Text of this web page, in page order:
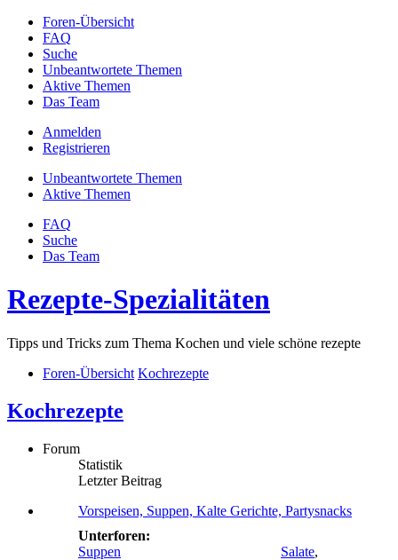
Foren-Übersicht
FAQ
Suche
Unbeantwortete Themen
Aktive Themen
Das Team
Anmelden
Registrieren
Unbeantwortete Themen
Aktive Themen
FAQ
Suche
Das Team
Rezepte-Spezialitäten
Tipps und Tricks zum Thema Kochen und viele schöne rezepte
Foren-Übersicht Kochrezepte
Kochrezepte
Forum
Statistik
Letzter Beitrag
Vorspeisen, Suppen, Kalte Gerichte, Partysnacks
Unterforen:
Suppen
Salate,